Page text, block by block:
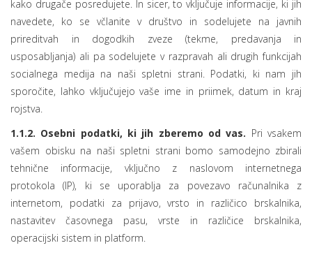
kako drugače posredujete. In sicer, to vključuje informacije, ki jih
navedete, ko se včlanite v društvo in sodelujete na javnih
prireditvah in dogodkih zveze (tekme, predavanja in
usposabljanja) ali pa sodelujete v razpravah ali drugih funkcijah
socialnega medija na naši spletni strani. Podatki, ki nam jih
sporočite, lahko vključujejo vaše ime in priimek, datum in kraj
rojstva.
1.1.2. Osebni podatki, ki jih zberemo od vas. Pri vsakem
vašem obisku na naši spletni strani bomo samodejno zbirali
tehnične informacije, vključno z naslovom internetnega
protokola (IP), ki se uporablja za povezavo računalnika z
internetom, podatki za prijavo, vrsto in različico brskalnika,
nastavitev časovnega pasu, vrste in različice brskalnika,
operacijski sistem in platform.